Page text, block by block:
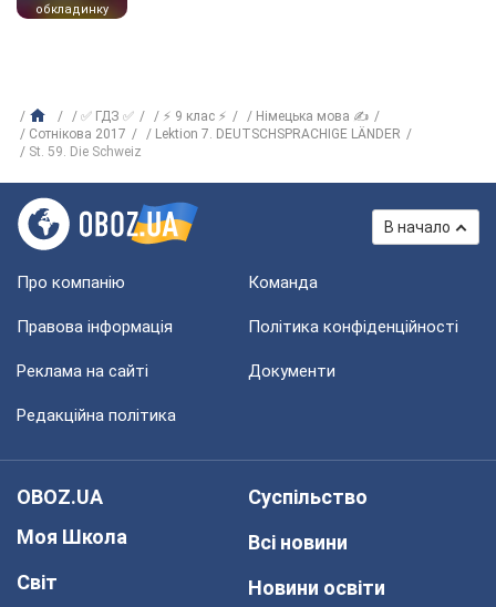
обкладинку
✅ ГДЗ ✅ ⚡ 9 клас ⚡
Німецька мова ✍
Сотнікова 2017
Lektion 7. DEUTSCHSPRACHIGE LÄNDER
St. 59. Die Schweiz
В начало
Про компанію Команда
Правова інформація Політика конфіденційності
Реклама на сайті Документи
Редакційна політика
OBOZ.UA
Моя Школа
Світ
Суспільство
Всі новини
Новини освіти